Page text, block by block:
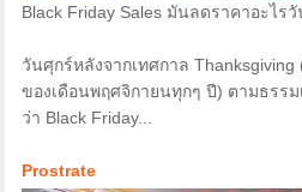
Black Friday Sales มันลดราคาอะไร
วันศุกร์หลังจากเทศกาล
ของเดือนพฤศจิกายนทุกๆ ปี) ตามธรร
ว่า Black Friday...
Prostrate